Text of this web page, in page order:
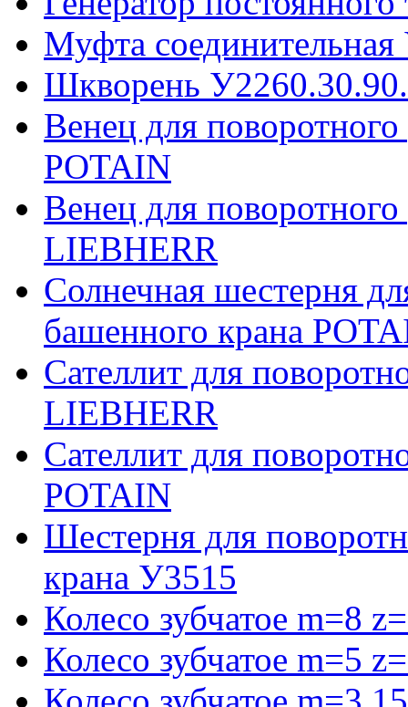
Муфта соединительная
Шкворень
Венец для
POTAIN
Венец для
LIEBHERR
Солнечная шестерня
башенного крана
Сателлит для
LIEBHERR
Сателлит для
POTAIN
Шестерня для
крана У3515
Колесо зубчатое m=8
Колесо зубчатое m=5